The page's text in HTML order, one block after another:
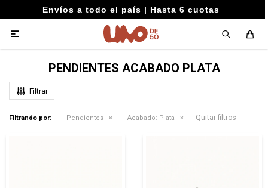
Envíos a todo el país | Hasta 6 cuotas

PENDIENTES ACABADO PLATA
Filtrando por: Pendientes Acabado: Plata Quitar filtros